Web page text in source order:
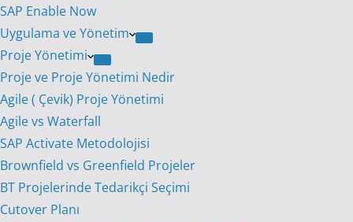
SAP Enable Now
Uygulama ve Yönetim
Proje Yönetimi
Proje ve Proje Yönetimi Nedir
Agile ( Çevik) Proje Yönetimi
Agile vs Waterfall
SAP Activate Metodolojisi
Brownfield vs Greenfield Projeler
BT Projelerinde Tedarikçi Seçimi
Cutover Planı